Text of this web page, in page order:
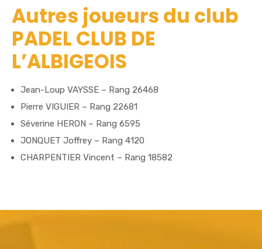
Autres joueurs du club
PADEL CLUB DE
L’ALBIGEOIS
Jean-Loup VAYSSE – Rang 26468
Pierre VIGUIER – Rang 22681
Séverine HERON – Rang 6595
JONQUET Joffrey – Rang 4120
CHARPENTIER Vincent – Rang 18582